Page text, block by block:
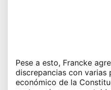
Pese a esto, Francke
discrepancias con varias
económico de la